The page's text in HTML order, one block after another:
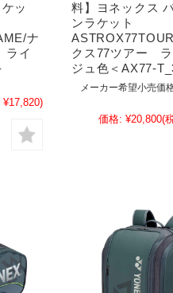
ッ
ナ
ライ
¥17,820)
料】ヨネックス
ンラケット
クス77ツアー ラ
ジュ色＜AX77-
メーカー希望小売価
価格: ¥20,800(